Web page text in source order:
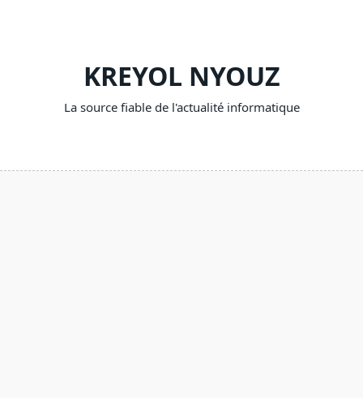
KREYOL NYOUZ
La source fiable de l'actualité informatique